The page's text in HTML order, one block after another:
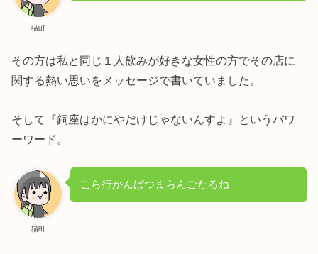
猫町
その方は私と同じ１人飲みが好きな女性の方でその店に
関する熱い思いをメッセージで書いていました。
そして『銅座はかにやだけじゃないんすよ』というパワ
ーワード。
猫町
こら行かんばつまらんごたるね